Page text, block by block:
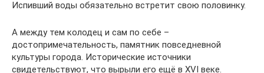
Испивший воды обязательно встретит свою половинку.
А между тем колодец и сам по себе –
достопримечательность, памятник повседневной
культуры города. Исторические источники
свидетельствуют, что вырыли его ещё в XVI веке.